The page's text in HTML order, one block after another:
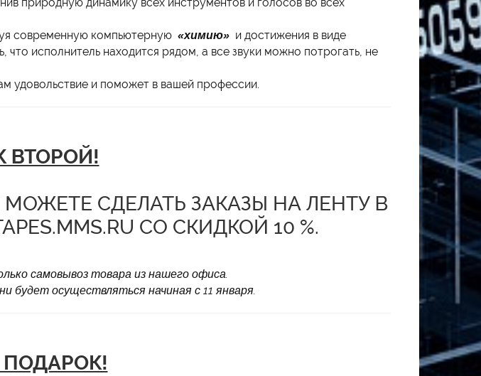
современную компьютерную «химию» и достижения в виде
что исполнитель находится рядом, а все звуки можно потрогать, не
удовольствие и поможет в вашей профессии.
ВТОРОЙ!
СДЕЛАТЬ ЗАКАЗЫ НА ЛЕНТУ В
СО СКИДКОЙ 10 %.
самовывоз товара из нашего офиса.
будет осуществляться начиная с 11 января.
ПОДАРОК!